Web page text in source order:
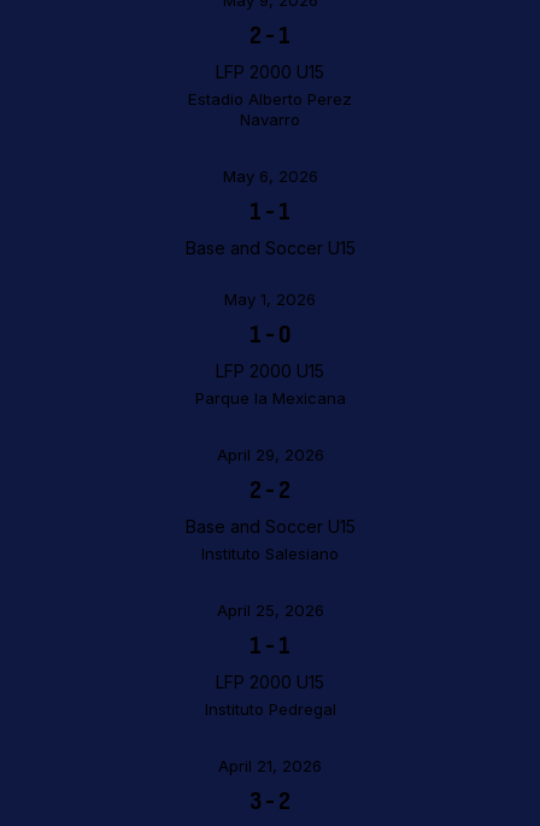
2-1
LFP 2000 U15
Estadio Alberto Perez
Navarro
May 6, 2026
1-1
Base and Soccer U15
May 1, 2026
1-0
LFP 2000 U15
Parque la Mexicana
April 29, 2026
2-2
Base and Soccer U15
Instituto Salesiano
April 25, 2026
1-1
LFP 2000 U15
Instituto Pedregal
April 21, 2026
3-2